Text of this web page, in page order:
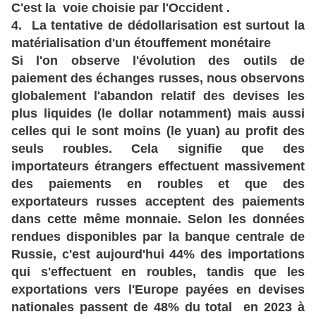
C'est la voie choisie par l'Occident .
4. La tentative de dédollarisation est surtout la
matérialisation d'un étouffement monétaire
Si l'on observe l'évolution des outils de
paiement des échanges russes, nous observons
globalement l'abandon relatif des devises les
plus liquides (le dollar notamment) mais aussi
celles qui le sont moins (le yuan) au profit des
seuls roubles. Cela signifie que des
importateurs étrangers effectuent massivement
des paiements en roubles et que des
exportateurs russes acceptent des paiements
dans cette même monnaie. Selon les données
rendues disponibles par la banque centrale de
Russie, c'est aujourd'hui 44% des importations
qui s'effectuent en roubles, tandis que les
exportations vers l'Europe payées en devises
nationales passent de 48% du total en 2023 à